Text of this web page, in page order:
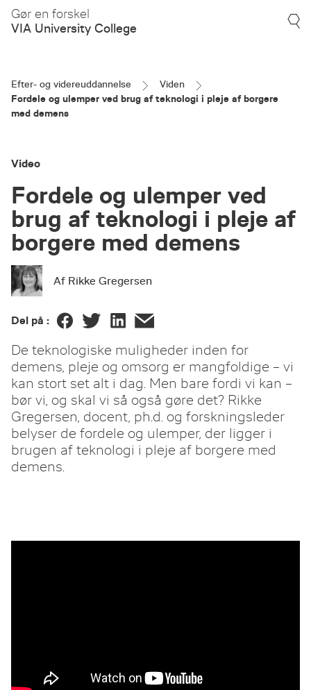
Gør en forskel
VIA University College
Efter- og videreuddannelse
Viden
Fordele og ulemper ved brug af teknologi i pleje af borgere
med demens
Video
Fordele og ulemper ved
brug af teknologi i pleje af
borgere med demens
Af Rikke Gregersen
Del på :
De teknologiske muligheder inden for
demens, pleje og omsorg er mangfoldige – vi
kan stort set alt i dag. Men bare fordi vi kan –
bør vi, og skal vi så også gøre det? Rikke
Gregersen, docent, ph.d. og forskningsleder
belyser de fordele og ulemper, der ligger i
brugen af teknologi i pleje af borgere med
demens.